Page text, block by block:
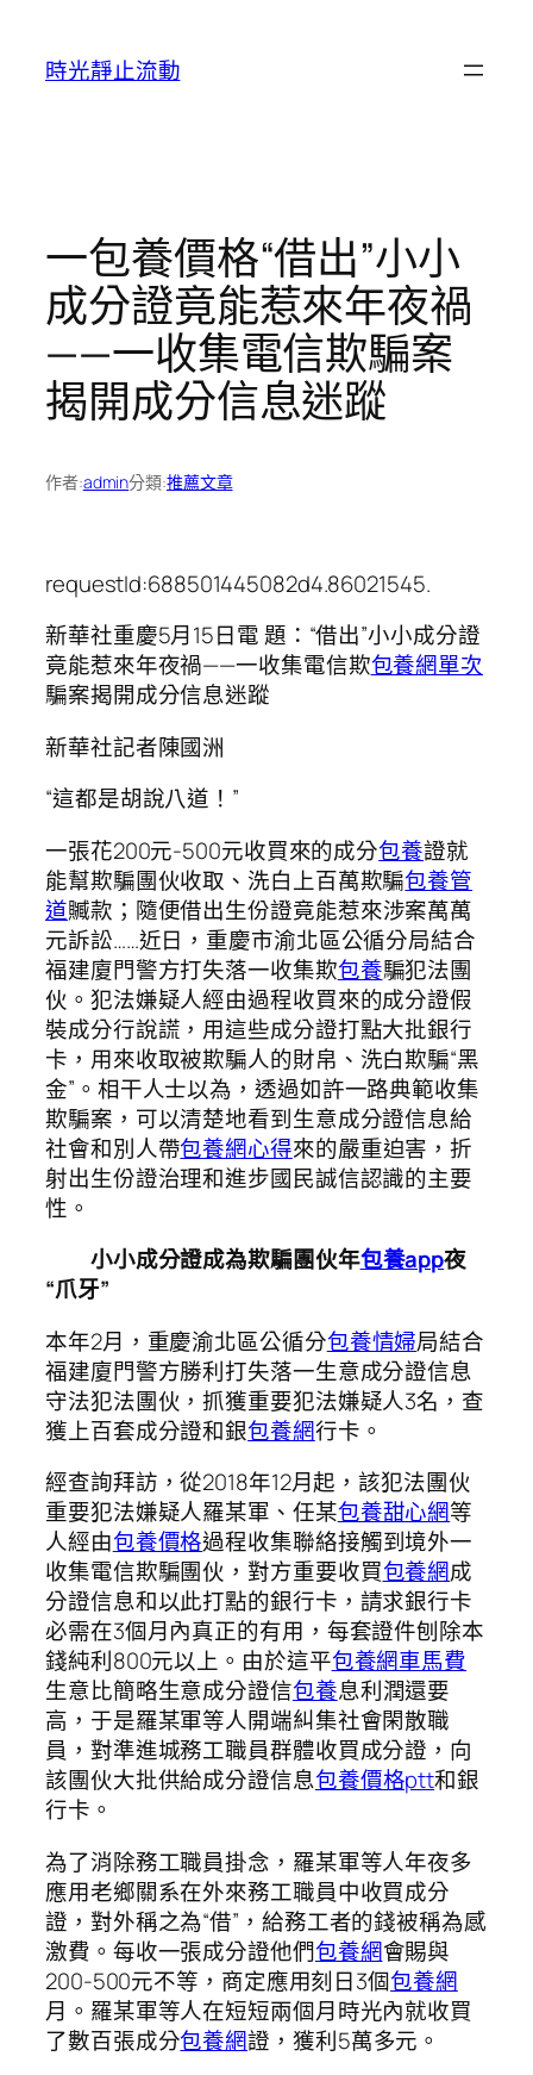
時光靜止流動
一包養價格“借出”小小
成分證竟能惹來年夜禍
——一收集電信欺騙案
揭開成分信息迷蹤
作者:admin分類:推薦文章
requestId:688501445082d4.86021545.
新華社重慶5月15日電 題：“借出”小小成分證
竟能惹來年夜禍——一收集電信欺包養網單次
騙案揭開成分信息迷蹤
新華社記者陳國洲
“這都是胡說八道！”
一張花200元-500元收買來的成分包養證就
能幫欺騙團伙收取、洗白上百萬欺騙包養管
道贓款；隨便借出生份證竟能惹來涉案萬萬
元訴訟……近日，重慶市渝北區公循分局結合
福建廈門警方打失落一收集欺包養騙犯法團
伙。犯法嫌疑人經由過程收買來的成分證假
裝成分行說謊，用這些成分證打點大批銀行
卡，用來收取被欺騙人的財帛、洗白欺騙“黑
金”。相干人士以為，透過如許一路典範收集
欺騙案，可以清楚地看到生意成分證信息給
社會和別人帶包養網心得來的嚴重迫害，折
射出生份證治理和進步國民誠信認識的主要
性。
小小成分證成為欺騙團伙年包養app夜
“爪牙”
本年2月，重慶渝北區公循分包養情婦局結合
福建廈門警方勝利打失落一生意成分證信息
守法犯法團伙，抓獲重要犯法嫌疑人3名，查
獲上百套成分證和銀包養網行卡。
經查詢拜訪，從2018年12月起，該犯法團伙
重要犯法嫌疑人羅某軍、任某包養甜心網等
人經由包養價格過程收集聯絡接觸到境外一
收集電信欺騙團伙，對方重要收買包養網成
分證信息和以此打點的銀行卡，請求銀行卡
必需在3個月內真正的有用，每套證件刨除本
錢純利800元以上。由於這平包養網車馬費
生意比簡略生意成分證信包養息利潤還要
高，于是羅某軍等人開端糾集社會閑散職
員，對準進城務工職員群體收買成分證，向
該團伙大批供給成分證信息包養價格ptt和銀
行卡。
為了消除務工職員掛念，羅某軍等人年夜多
應用老鄉關系在外來務工職員中收買成分
證，對外稱之為“借”，給務工者的錢被稱為感
激費。每收一張成分證他們包養網會賜與
200-500元不等，商定應用刻日3個包養網
月。羅某軍等人在短短兩個月時光內就收買
了數百張成分包養網證，獲利5萬多元。